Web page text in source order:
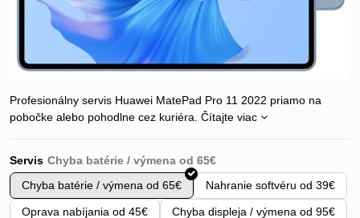
Profesionálny servis Huawei MatePad Pro 11 2022 priamo na
pobočke alebo pohodlne cez kuriéra. Čítajte viac
Servis
Chyba batérie / výmena od 65€
Nahranie softvéru od 39€
Oprava nabíjania od 45€ Chyba displeja / výmena od 95€